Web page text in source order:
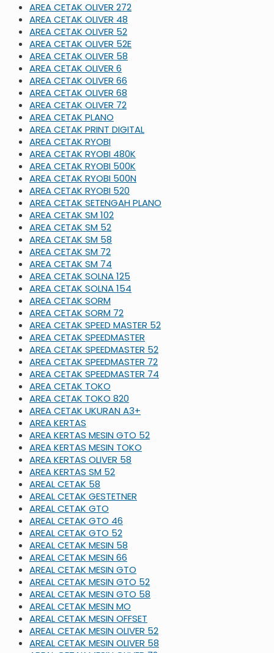
AREA CETAK OLIVER 272
AREA CETAK OLIVER 48
AREA CETAK OLIVER 52
AREA CETAK OLIVER 52E
AREA CETAK OLIVER 58
AREA CETAK OLIVER 6
AREA CETAK OLIVER 66
AREA CETAK OLIVER 68
AREA CETAK OLIVER 72
AREA CETAK PLANO
AREA CETAK PRINT DIGITAL
AREA CETAK RYOBI
AREA CETAK RYOBI 480K
AREA CETAK RYOBI 500K
AREA CETAK RYOBI 500N
AREA CETAK RYOBI 520
AREA CETAK SETENGAH PLANO
AREA CETAK SM 102
AREA CETAK SM 52
AREA CETAK SM 58
AREA CETAK SM 72
AREA CETAK SM 74
AREA CETAK SOLNA 125
AREA CETAK SOLNA 154
AREA CETAK SORM
AREA CETAK SORM 72
AREA CETAK SPEED MASTER 52
AREA CETAK SPEEDMASTER
AREA CETAK SPEEDMASTER 52
AREA CETAK SPEEDMASTER 72
AREA CETAK SPEEDMASTER 74
AREA CETAK TOKO
AREA CETAK TOKO 820
AREA CETAK UKURAN A3+
AREA KERTAS
AREA KERTAS MESIN GTO 52
AREA KERTAS MESIN TOKO
AREA KERTAS OLIVER 58
AREA KERTAS SM 52
AREAL CETAK 58
AREAL CETAK GESTETNER
AREAL CETAK GTO
AREAL CETAK GTO 46
AREAL CETAK GTO 52
AREAL CETAK MESIN 58
AREAL CETAK MESIN 66
AREAL CETAK MESIN GTO
AREAL CETAK MESIN GTO 52
AREAL CETAK MESIN GTO 58
AREAL CETAK MESIN MO
AREAL CETAK MESIN OFFSET
AREAL CETAK MESIN OLIVER 52
AREAL CETAK MESIN OLIVER 58